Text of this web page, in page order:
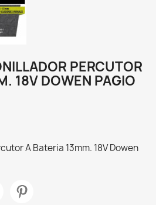
PERCUTOR
18V DOWEN PAGIO
A Bateria 13mm. 18V Dowen